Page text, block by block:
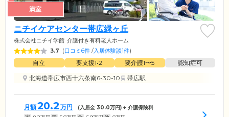
満室
ニチイケアセンター帯広緑ヶ丘
株式会社ニチイ学館 介護付き有料老人ホーム
3.7 (口コミ6件 /入居体験談1件)
自立 要支援1•2 要介護1〜5
認知症可
北海道帯広市西十六条南6-30-10
帯広駅
月額20.2 万円 (入居金 30.0万円) + 介護保険料